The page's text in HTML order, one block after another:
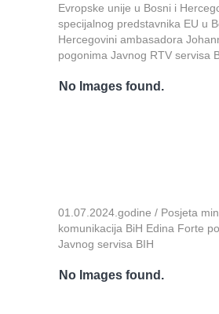
Evropske unije u Bosni i
specijalnog predstavnika EU u
Hercegovini ambasadora
pogonima Javnog RTV servisa
No Images found.
01.07.2024.godine / Posjeta
komunikacija BiH Edina Forte
Javnog servisa BIH
No Images found.